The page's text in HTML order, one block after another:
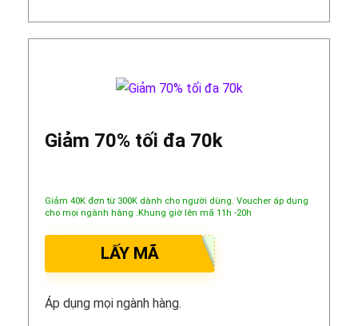
Giảm 70% tối đa 70k
Giảm 40K đơn từ 300K dành cho người dùng. Voucher áp dụng
cho mọi ngành hàng .Khung giờ lên mã 11h -20h
LẤY MÃ
Áp dụng mọi ngành hàng.